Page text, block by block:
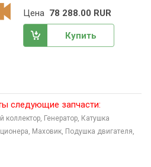
Цена 78 288.00 RUR
Купить
следующие запчасти:
коллектор, Генератор, Катушка
Маховик, Подушка двигателя,